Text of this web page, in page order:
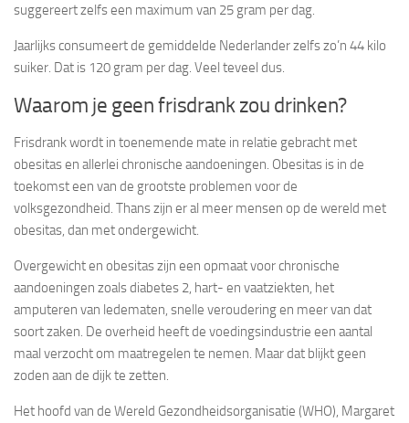
suggereert zelfs een maximum van 25 gram per dag.
Jaarlijks consumeert de gemiddelde Nederlander zelfs zo’n 44 kilo
suiker. Dat is 120 gram per dag. Veel teveel dus.
Waarom je geen frisdrank zou drinken?
Frisdrank wordt in toenemende mate in relatie gebracht met
obesitas en allerlei chronische aandoeningen. Obesitas is in de
toekomst een van de grootste problemen voor de
volksgezondheid. Thans zijn er al meer mensen op de wereld met
obesitas, dan met ondergewicht.
Overgewicht en obesitas zijn een opmaat voor chronische
aandoeningen zoals diabetes 2, hart- en vaatziekten, het
amputeren van ledematen, snelle veroudering en meer van dat
soort zaken. De overheid heeft de voedingsindustrie een aantal
maal verzocht om maatregelen te nemen. Maar dat blijkt geen
zoden aan de dijk te zetten.
Het hoofd van de Wereld Gezondheidsorganisatie (WHO), Margaret